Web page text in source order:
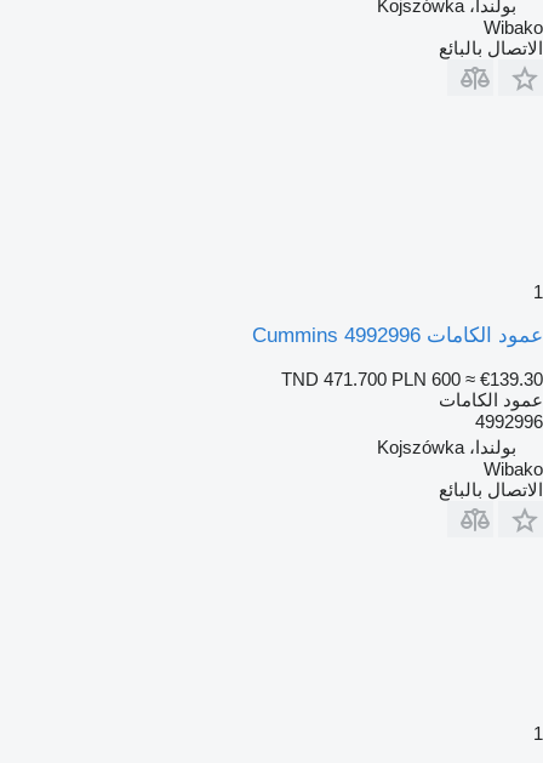
بولندا، Kojszówka
Wibako
الاتصال بالبائع
1
عمود الكامات Cummins 4992996
TND 471.700 PLN 600 ≈ €139.30
عمود الكامات
4992996
بولندا، Kojszówka
Wibako
الاتصال بالبائع
1